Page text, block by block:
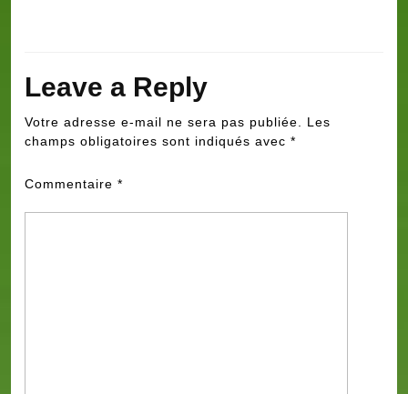
Leave a Reply
Votre adresse e-mail ne sera pas publiée. Les
champs obligatoires sont indiqués avec *
Commentaire *